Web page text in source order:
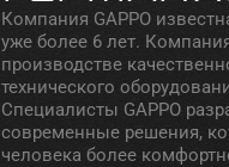
Компания GAPPO
уже более 6 лет.
производстве
технического
Специалисты GAPPO
современные решения,
человека более